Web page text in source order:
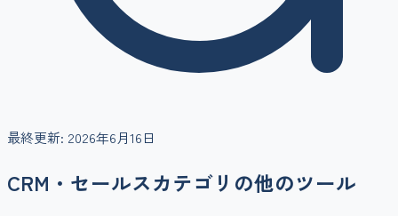
最終更新: 2026年6月16日
CRM・セールスカテゴリの他のツール